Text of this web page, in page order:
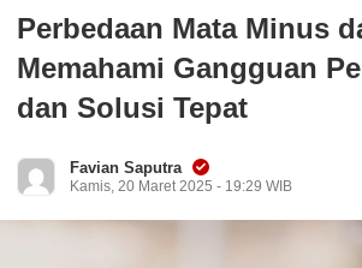
Perbedaan Mata Minus
Memahami Gangguan
dan Solusi Tepat
Favian Saputra
Kamis, 20 Maret 2025 - 19:29 WIB